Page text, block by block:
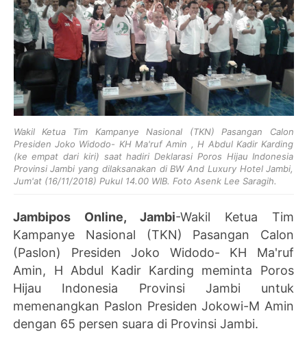
Wakil Ketua Tim Kampanye Nasional (TKN) Pasangan Calon
Presiden Joko Widodo- KH Ma'ruf Amin , H Abdul Kadir Karding
(ke empat dari kiri) saat hadiri Deklarasi Poros Hijau Indonesia
Provinsi Jambi yang dilaksanakan di BW And Luxury Hotel Jambi,
Jum'at (16/11/2018) Pukul 14.00 WIB. Foto Asenk Lee Saragih.
Jambipos Online, Jambi-Wakil Ketua Tim
Kampanye Nasional (TKN) Pasangan Calon
(Paslon) Presiden Joko Widodo- KH Ma'ruf
Amin, H Abdul Kadir Karding meminta Poros
Hijau Indonesia Provinsi Jambi untuk
memenangkan Paslon Presiden Jokowi-M Amin
dengan 65 persen suara di Provinsi Jambi.